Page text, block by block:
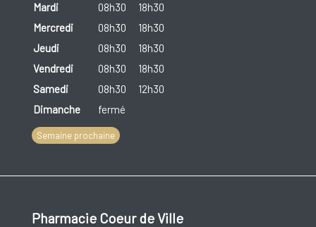
Mardi
08h30
18h30
Mercredi
08h30
18h30
Jeudi
08h30
18h30
Vendredi
08h30
18h30
Samedi
08h30
12h30
Dimanche
fermé
Semaine prochaine
Pharmacie Coeur de Ville